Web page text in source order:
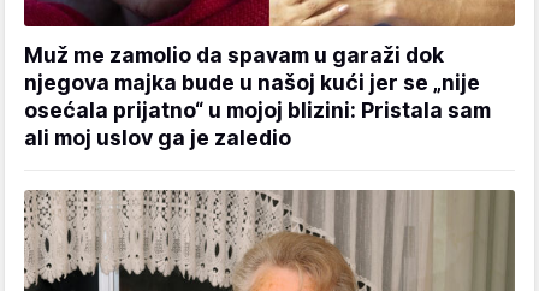
Muž me zamolio da spavam u garaži dok
njegova majka bude u našoj kući jer se „nije
osećala prijatno“ u mojoj blizini: Pristala sam
ali moj uslov ga je zaledio